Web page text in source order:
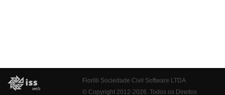
Fiorilli Sociedade Civil Software LTDA
© Copyright 2012-2026. Todos os Direitos